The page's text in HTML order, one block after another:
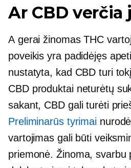
Ar CBD verčia
A gerai žinomasTHC
poveikis yra padidėjęs
nustatyta, kad CBD turi
CBD produktai neturėtų
sakant, CBD gali turėti
Preliminarūs tyrimai
vartojimas gali būti
priemonė. Žinoma, svarbu